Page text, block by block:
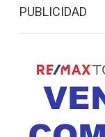
PUBLICIDAD